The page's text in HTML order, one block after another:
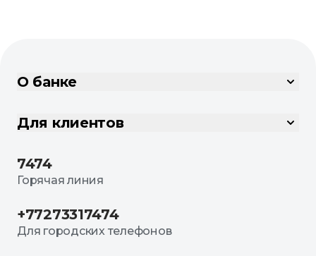
О банке
Для клиентов
7474
Горячая линия
+77273317474
Для городских телефонов